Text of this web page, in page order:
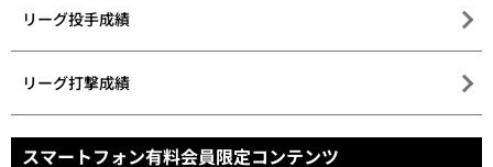
リーグ投手成績
リーグ打撃成績
スマートフォン有料会員限定コンテンツ